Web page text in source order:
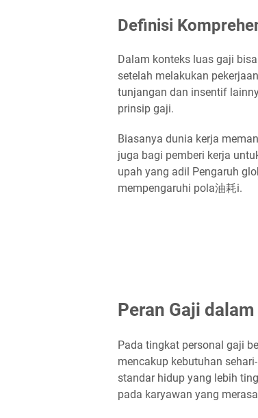
Definisi
Dalam konteks luas gaji
setelah melakukan
tunjangan dan insentif
prinsip gaji.
Biasanya dunia kerja
juga bagi pemberi kerja
upah yang adil Pengaruh
mempengaruhi pola油耗i.
Peran Gaji
Pada tingkat personal gaji
mencakup kebutuhan
standar hidup yang lebih
pada karyawan yang